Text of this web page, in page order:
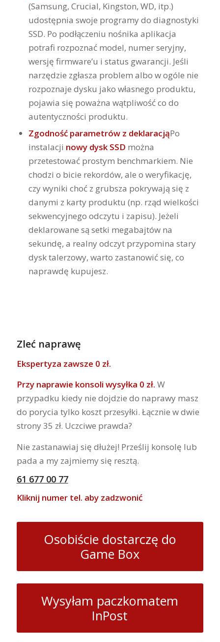
(Samsung, Crucial, Kingston, WD, itp.)
udostępnia swoje programy do diagnostyki
SSD. Po podłączeniu nośnika aplikacja
potrafi rozpoznać model, numer seryjny,
wersję firmware’u i status gwarancji. Jeśli
narzędzie zgłasza problem albo w ogóle nie
rozpoznaje dysku jako własnego produktu,
pojawia się poważna wątpliwość co do
autentyczności produktu.
Zgodność parametrów z deklaracjąPo
instalacji nowy dysk SSD można
przetestować prostym benchmarkiem. Nie
chodzi o bicie rekordów, ale o weryfikację,
czy wyniki choć z grubsza pokrywają się z
danymi z karty produktu (np. rząd wielkości
sekwencyjnego odczytu i zapisu). Jeżeli
deklarowane są setki megabajtów na
sekundę, a realny odczyt przypomina stary
dysk talerzowy, warto zastanowić się, co
naprawdę kupujesz.
Zleć naprawę
Ekspertyza zawsze 0 zł.
Przy naprawie konsoli wysyłka 0 zł. W
przypadku kiedy nie dojdzie do naprawy masz
do porycia tylko koszt przesyłki. Łącznie w dwie
strony 35 zł. Uczciwe prawda?
Nie zastanawiaj się dłużej! Prześlij konsolę lub
pada a my zajmiemy się resztą.
61 677 00 77
Kliknij numer tel. aby zadzwonić
Osobiście dostarczę do
Game Box
Wysyłam paczkomatem
InPost